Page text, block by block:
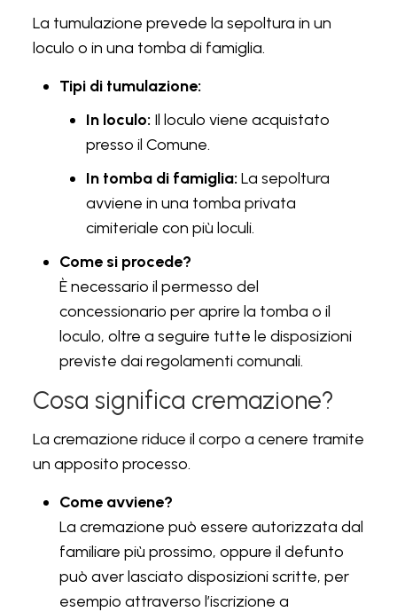
La tumulazione prevede la sepoltura in un
loculo o in una tomba di famiglia.
Tipi di tumulazione:
In loculo: Il loculo viene acquistato
presso il Comune.
In tomba di famiglia: La sepoltura
avviene in una tomba privata
cimiteriale con più loculi.
Come si procede?
È necessario il permesso del
concessionario per aprire la tomba o il
loculo, oltre a seguire tutte le disposizioni
previste dai regolamenti comunali.
Cosa significa cremazione?
La cremazione riduce il corpo a cenere tramite
un apposito processo.
Come avviene?
La cremazione può essere autorizzata dal
familiare più prossimo, oppure il defunto
può aver lasciato disposizioni scritte, per
esempio attraverso l’iscrizione a